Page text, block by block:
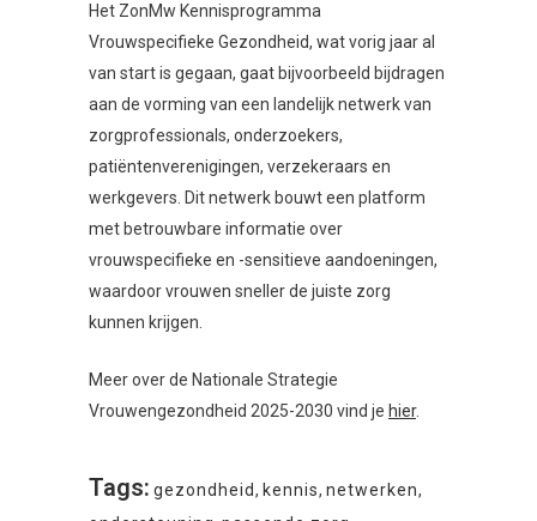
Het ZonMw Kennisprogramma
Vrouwspecifieke Gezondheid, wat vorig jaar al
van start is gegaan, gaat bijvoorbeeld bijdragen
aan de vorming van een landelijk netwerk van
zorgprofessionals, onderzoekers,
patiëntenverenigingen, verzekeraars en
werkgevers. Dit netwerk bouwt een platform
met betrouwbare informatie over
vrouwspecifieke en -sensitieve aandoeningen,
waardoor vrouwen sneller de juiste zorg
kunnen krijgen.
Meer over de Nationale Strategie
Vrouwengezondheid 2025-2030 vind je hier.
Tags: gezondheid, kennis, netwerken,